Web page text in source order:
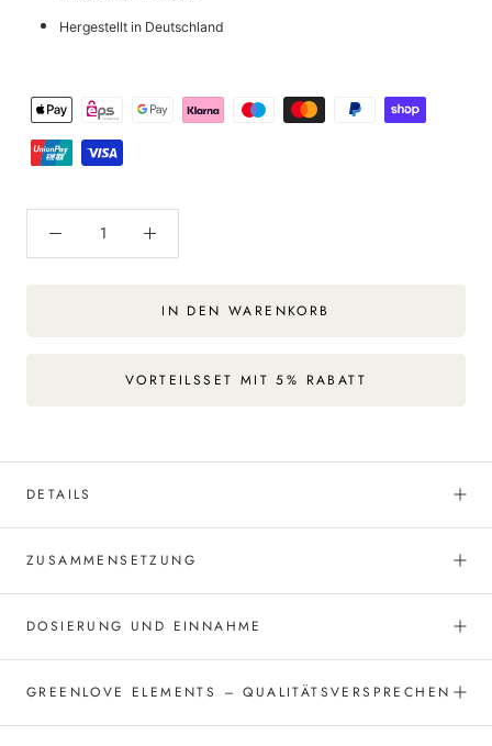
Hergestellt in Deutschland
IN DEN WARENKORB
VORTEILSSET MIT 5% RABATT
DETAILS
ZUSAMMENSETZUNG
DOSIERUNG UND EINNAHME
GREENLOVE ELEMENTS – QUALITÄTSVERSPRECHEN